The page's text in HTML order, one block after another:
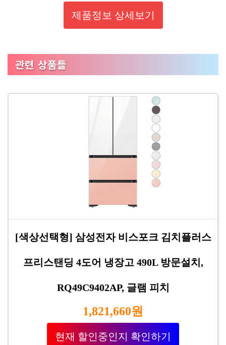
제품정보 상세보기
관련 상품들
[색상선택형] 삼성전자 비스포크 김치플러스
프리스탠딩 4도어 냉장고 490L 방문설치,
RQ49C9402AP, 글램 피치
1,821,660원
현재 할인중인지 확인하기